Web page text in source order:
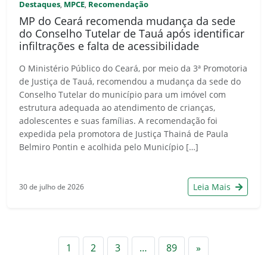
Destaques, MPCE, Recomendação
MP do Ceará recomenda mudança da sede
do Conselho Tutelar de Tauá após identificar
infiltrações e falta de acessibilidade
O Ministério Público do Ceará, por meio da 3ª Promotoria
de Justiça de Tauá, recomendou a mudança da sede do
Conselho Tutelar do município para um imóvel com
estrutura adequada ao atendimento de crianças,
adolescentes e suas famílias. A recomendação foi
expedida pela promotora de Justiça Thainá de Paula
Belmiro Pontin e acolhida pelo Município […]
30 de julho de 2026 Leia Mais
1 2 3 … 89 »